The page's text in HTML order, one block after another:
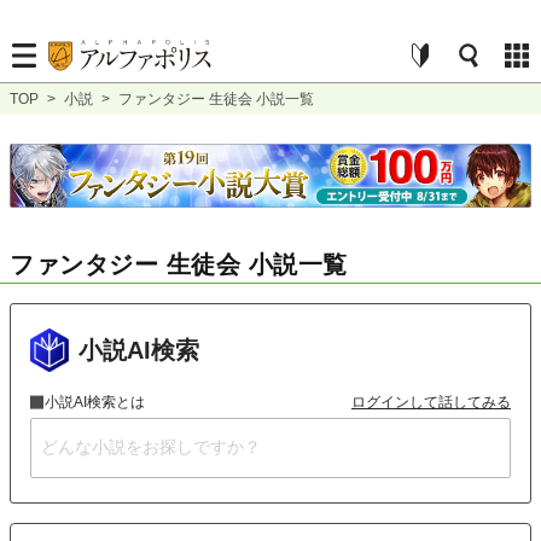
TOP > 小説 > ファンタジー 生徒会 小説一覧
ファンタジー 生徒会 小説一覧
小説AI検索
小説AI検索とは ログインして話してみる